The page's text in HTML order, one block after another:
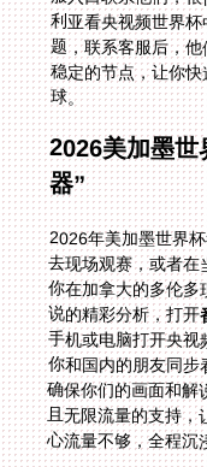
球。
2026美加墨
器”
2026年美加墨世界
去现场观赛，或者在
你在加拿大的多伦多
说的精彩分析，打开
你和国内的朋友同步
心流量不够，全程沉